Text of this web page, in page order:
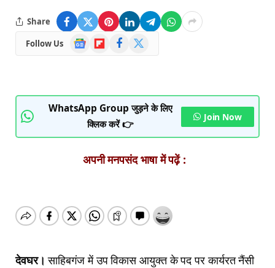
Share
Follow Us
Google
News
FlipboardFacebook
WhatsApp Group जुड़ने के लिए
क्लिक करें 👉
Join Now
अपनी मनपसंद भाषा में पढ़ें :
देवघर।साहिबगंज में उप विकास आयुक्त के पद पर कार्यरत नैंसी